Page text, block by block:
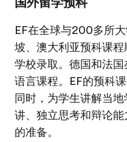
EF在全球与200多所
坡、澳大利亚预科课
学校录取。德国和法
语言课程。EF的预科
同时，为学生讲解当
讲、独立思考和辩论
的准备。